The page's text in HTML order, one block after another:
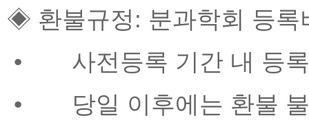
◈ 환불규정: 분과학회 등록
•
사전등록 기간 내 등
•
당일 이후에는 환불